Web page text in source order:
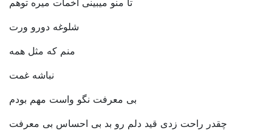
شلوغه دورو ورت
منم که مثل همه
نباشه غمت
بی معرفت نگو واست مهم بودم
چقدر راحت زدی قید دلم رو بد بی احساس بی معرفت